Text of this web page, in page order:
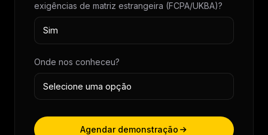
exigências de matriz estrangeira (FCPA/UKBA)?
Onde nos conheceu?
Agendar demonstração